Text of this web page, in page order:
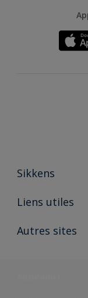
Sikkens
A propos de Sikkens
Liens utiles
Ouvrir un magasin
Autres sites